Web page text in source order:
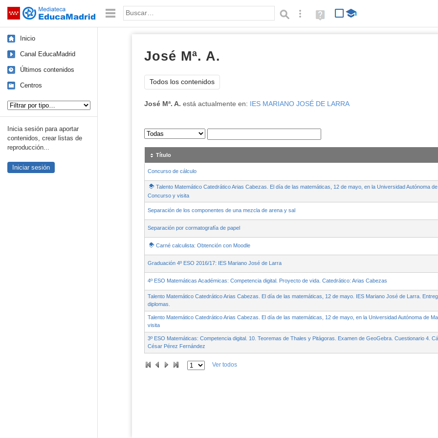
Saltar navegación Palabra o frase: Búsqueda avanzada
Ayuda
(en
Inicio
Canal EducaMadrid
Últimos contenidos
Centros
Inicia sesión para aportar
contenidos, crear listas de
reproducción...
Iniciar sesión
José Mª. A.
Todos los contenidos
José Mª. A. está actualmente en: IES MARIANO JOSÉ DE LARRA
Sus archivos
Título
Concurso de cálculo
Talento Matemático Catedrático Arias Cabezas. El día de las matemáticas, 12 de mayo, en la Universidad Autónoma
Concurso y visita
Separación de los componentes de una mezcla de arena y sal
Separación por cormatografía de papel
Carné calculista: Obtención con Moodle
Graduación 4º ESO 2016/17: IES Mariano José de Larra
4º ESO Matemáticas Académicas: Competencia digital. Proyecto de vida. Catedrático: Arias Cabezas
Talento Matemático Catedrático Arias Cabezas. El día de las matemáticas, 12 de mayo. IES Mariano José de Larra.
diplomas.
Talento Matemático Catedrático Arias Cabezas. El día de las matemáticas, 12 de mayo, en la Universidad Autónoma de
visita
3º ESO Matemáticas: Competencia digital. 10. Teoremas de Thales y Pitágoras. Examen de GeoGebra. Cuestionario 4.
César Pérez Fernández
Ver todos